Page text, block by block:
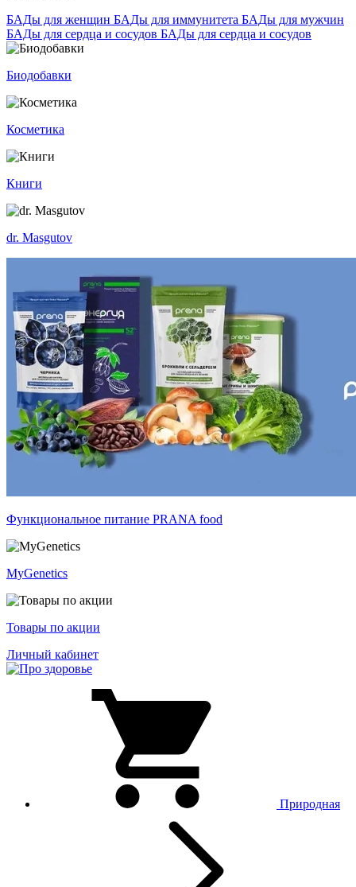
БАДы для женщин БАДы для иммунитета БАДы для мужчин
БАДы для сердца и сосудов БАДы для сердца и сосудов
Биодобавки
Косметика
Книги
dr. Masgutov
Функциональное питание PRANA food
MyGenetics
Товары по акции
Личный кабинет
Природная